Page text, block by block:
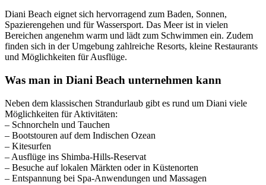
Diani Beach eignet sich hervorragend zum Baden, Sonnen,
Spazierengehen und für Wassersport. Das Meer ist in vielen
Bereichen angenehm warm und lädt zum Schwimmen ein. Zudem
finden sich in der Umgebung zahlreiche Resorts, kleine Restaurants
und Möglichkeiten für Ausflüge.
Was man in Diani Beach unternehmen kann
Neben dem klassischen Strandurlaub gibt es rund um Diani viele
Möglichkeiten für Aktivitäten:
– Schnorcheln und Tauchen
– Bootstouren auf dem Indischen Ozean
– Kitesurfen
– Ausflüge ins Shimba-Hills-Reservat
– Besuche auf lokalen Märkten oder in Küstenorten
– Entspannung bei Spa-Anwendungen und Massagen